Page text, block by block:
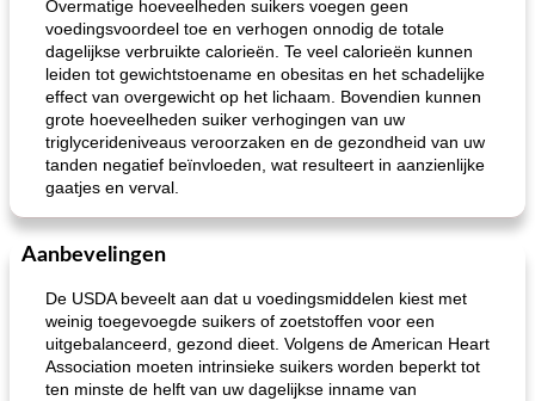
Overmatige hoeveelheden suikers voegen geen
voedingsvoordeel toe en verhogen onnodig de totale
dagelijkse verbruikte calorieën. Te veel calorieën kunnen
leiden tot gewichtstoename en obesitas en het schadelijke
effect van overgewicht op het lichaam. Bovendien kunnen
grote hoeveelheden suiker verhogingen van uw
triglycerideniveaus veroorzaken en de gezondheid van uw
tanden negatief beïnvloeden, wat resulteert in aanzienlijke
gaatjes en verval.
Aanbevelingen
De USDA beveelt aan dat u voedingsmiddelen kiest met
weinig toegevoegde suikers of zoetstoffen voor een
uitgebalanceerd, gezond dieet. Volgens de American Heart
Association moeten intrinsieke suikers worden beperkt tot
ten minste de helft van uw dagelijkse inname van